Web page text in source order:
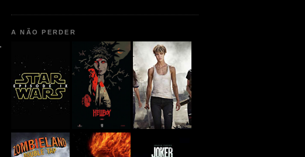
A NÃO PERDER